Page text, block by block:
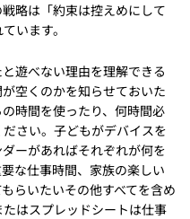
略は「約束は控えめにして
います。
遊べない理由を理解できる
空くのかを知らせておいた
時間を使ったり、何時間必
さい。子どもがデバイスを
ーがあればそれぞれが何を
な仕事時間、家族の楽しい
らいたいその他すべてを含め
はスプレッドシートは仕事